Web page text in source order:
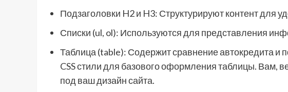
Подзаголовки H2 и H3: Структурируют контент для
Списки (ul, ol): Используются для представления
Таблица (table): Содержит сравнение автокредита и
CSS стили для базового оформления таблицы. Вам,
под ваш дизайн сайта.